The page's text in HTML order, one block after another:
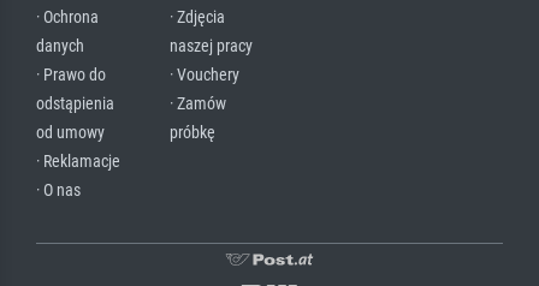
· Ochrona
danych
· Prawo do
odstąpienia
od umowy
· Reklamacje
· O nas
· Zdjęcia
naszej pracy
· Vouchery
· Zamów
próbkę